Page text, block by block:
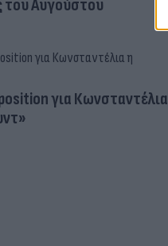
του Αυγούστου
για Κωνσταντέλια